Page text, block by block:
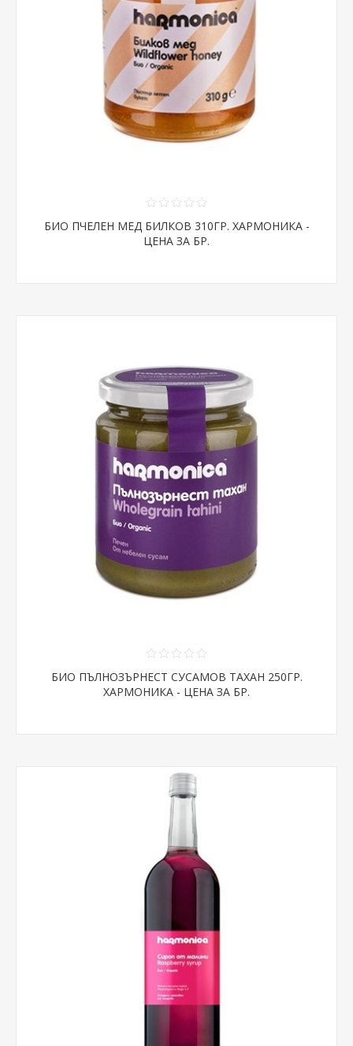
БИО ПЧЕЛЕН МЕД БИЛКОВ 310ГР. ХАРМОНИКА -
ЦЕНА ЗА БР.
БИО ПЪЛНОЗЪРНЕСТ СУСАМОВ ТАХАН 250ГР.
ХАРМОНИКА - ЦЕНА ЗА БР.